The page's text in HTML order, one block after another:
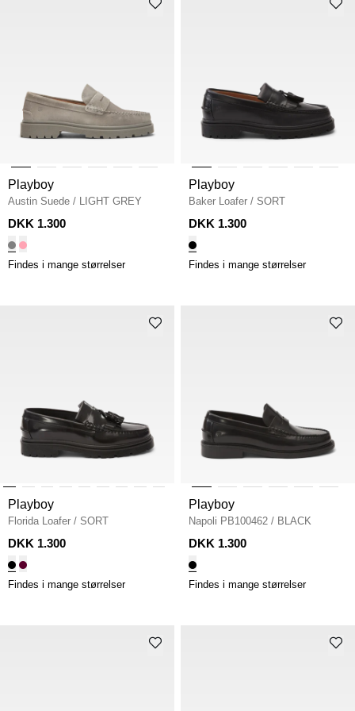
Playboy
Austin Suede / LIGHT GREY
DKK 1.300
Findes i mange størrelser
Playboy
Baker Loafer / SORT
DKK 1.300
Findes i mange størrelser
Playboy
Florida Loafer / SORT
DKK 1.300
Findes i mange størrelser
Playboy
Napoli PB100462 / BLACK
DKK 1.300
Findes i mange størrelser